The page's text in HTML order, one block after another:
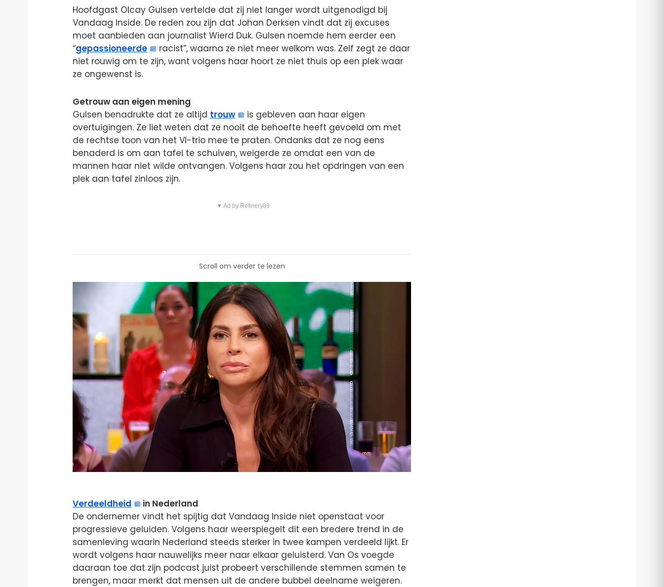
Hoofdgast Olcay Gulsen vertelde dat zij niet langer wordt uitgenodigd bij
Vandaag Inside. De reden zou zijn dat Johan Derksen vindt dat zij excuses
moet aanbieden aan journalist Wierd Duk. Gulsen noemde hem eerder een
“gepassioneerde
racist”, waarna ze niet meer welkom was. Zelf zegt ze daar
niet rouwig om te zijn, want volgens haar hoort ze niet thuis op een plek waar
ze ongewenst is.
Getrouw aan eigen mening
Gulsen benadrukte dat ze altijd trouw
is gebleven aan haar eigen
overtuigingen. Ze liet weten dat ze nooit de behoefte heeft gevoeld om met
de rechtse toon van het VI-trio mee te praten. Ondanks dat ze nog eens
benaderd is om aan tafel te schuiven, weigerde ze omdat een van de
mannen haar niet wilde ontvangen. Volgens haar zou het opdringen van een
plek aan tafel zinloos zijn.
▼ Ad by Refinery89
Scroll om verder te lezen
Verdeeldheid
in Nederland
De ondernemer vindt het spijtig dat Vandaag Inside niet openstaat voor
progressieve geluiden. Volgens haar weerspiegelt dit een bredere trend in de
samenleving waarin Nederland steeds sterker in twee kampen verdeeld lijkt. Er
wordt volgens haar nauwelijks meer naar elkaar geluisterd. Van Os voegde
daaraan toe dat zijn podcast juist probeert verschillende stemmen samen te
brengen, maar merkt dat mensen uit de andere bubbel deelname weigeren.